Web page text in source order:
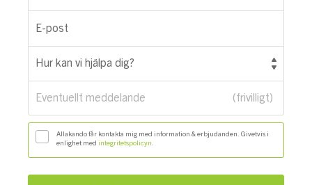
E-post
Hur kan vi hjälpa dig?
Eventuellt meddelande
Allakando får kontakta mig med information & erbjudanden. Givetvis i
enlighet med integritetspolicyn